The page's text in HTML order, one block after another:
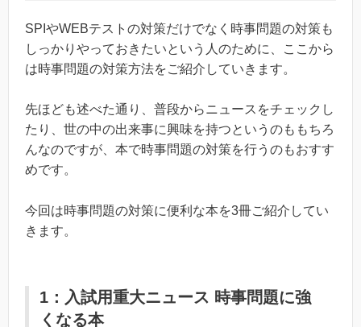
SPIやWEBテストの対策だけでなく時事問題の対策も
しっかりやっておきたいという人のために、ここから
は時事問題の対策方法をご紹介していきます。
先ほども述べた通り、普段からニュースをチェックし
たり、世の中の出来事に興味を持つというのももちろ
んなのですが、本で時事問題の対策を行うのもおすす
めです。
今回は時事問題の対策に便利な本を3冊ご紹介してい
きます。
1：入試用重大ニュース 時事問題に強
くなる本